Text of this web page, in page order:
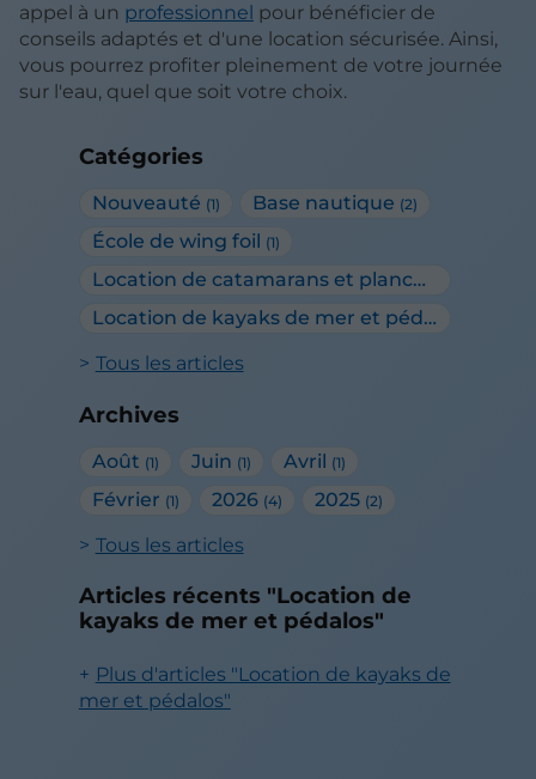
Catégories
Nouveauté (1) Base nautique (2)
École de wing foil (1)
Location de catamarans et planches à voile
Location de kayaks de mer et pédalos
Tous les articles
Archives
Août (1) Juin (1) Avril (1)
Février (1) 2026 (4) 2025 (2)
Tous les articles
Articles récents "Location de
kayaks de mer et pédalos"
Plus d'articles "Location de kayaks de
mer et pédalos"
appel à un professionnel pour bénéficier de
conseils adaptés et d'une location sécurisée. Ainsi,
vous pourrez profiter pleinement de votre journée
sur l'eau, quel que soit votre choix.